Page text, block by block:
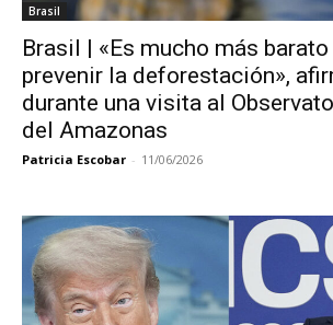
Brasil
Brasil | «Es mucho más
prevenir la deforestación»,
durante una visita al
del Amazonas
Patricia Escobar - 11/06/2026